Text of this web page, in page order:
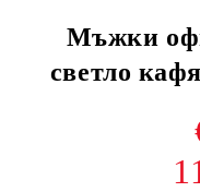
Мъжки
светло